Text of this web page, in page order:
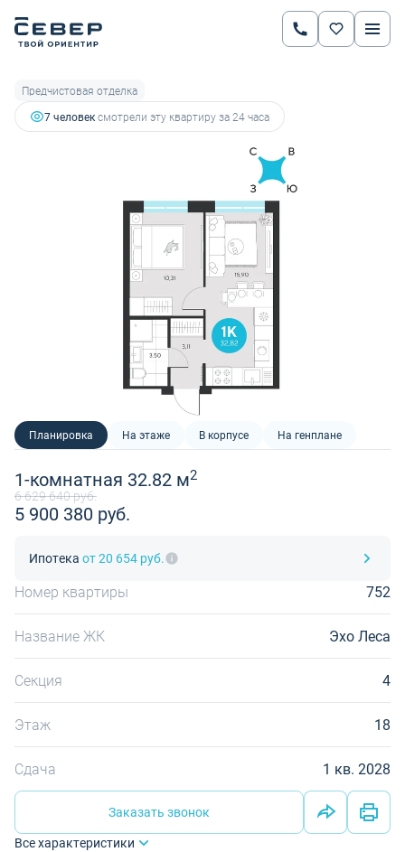
1-комнатная
6 629 640 руб.
5 900 380 руб.
Ипотекаот 20 654 руб.
Предчистовая отделка
7 человексмотрели эту квартиру за 24 часа
Планировка На этаже В корпусе На генплане
1-комнатная 32.82 м2
6 629 640 руб.
5 900 380 руб.
Ипотека от 20 654 руб.
Номер квартиры 752
Название ЖК Эхо Леса
Секция 4
Этаж 18
Сдача 1 кв. 2028
Заказать звонок
Все характеристики